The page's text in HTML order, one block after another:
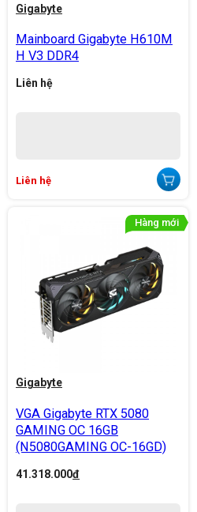
Gigabyte
Mainboard Gigabyte H610M
H V3 DDR4
Liên hệ
Liên hệ
Gigabyte
VGA Gigabyte RTX 5080
GAMING OC 16GB
(N5080GAMING OC-16GD)
41.318.000đ